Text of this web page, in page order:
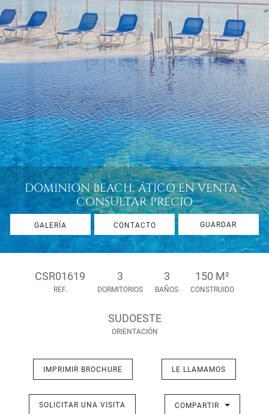
DOMINION BEACH, ÁTICO EN VENTA -
CONSULTAR PRECIO
GALERÍA CONTACTO GUARDAR
CSR01619
REF.
3
DORMITORIOS
3
BAÑOS
150 M²
CONSTRUIDO
SUDOESTE
ORIENTACIÓN
IMPRIMIR BROCHURE LE LLAMAMOS
SOLICITAR UNA VISITA COMPARTIR